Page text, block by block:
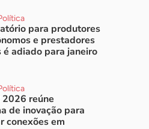
para produtores
e prestadores
é adiado para janeiro
2026 reúne
de inovação para
conexões em